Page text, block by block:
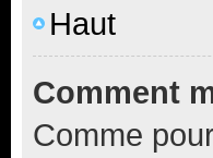
Haut
Comment
Comme